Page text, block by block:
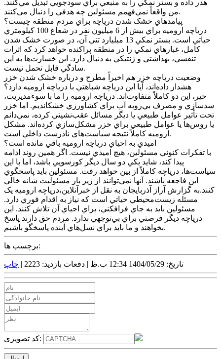
هدر داده و بستر نمکي را به منبعي براي سودجويي تبديل مي‌کنند.
من واقعاً نمي‌فهمم مسئولين چه هدفي را دنبال مي‌کنند.
پيامدهاي خشک شدن درياچه براي مردم منطقه چيست؟
درياچه اروميه براي بيش از 6 ميليون نفر در شعاع 100 کيلومتري
حياتي است. بستر نمکي 13 ميليارد تني آن، در صورت خشک شدن
کامل، غبارهاي نمکي را در منطقه پراکنده خواهد کرد که اثرات
تنفسي، بهداشتي و ژنتيکي به دنبال دارد. اين خسارت‌ها به اين
سادگي قابل تحمل نيست.
وضعيت درياچه خزر هم اخيراً مطرح و درباره خشک شدن خزر
هشدار داده‌اند، آيا اين درياچه شباهتي با درياچه اروميه دارد؟
خير، اين دو کاملاً متفاوت‌اند. درياچه اروميه را ما با سوءمديريت،
سدسازي و مصرف بي‌رويه آب براي کشاورزي خشکانديم. اما خزر
تحت تأثير عوامل طبيعي يا ديگر مسائل عقب‌نشيني کرده، نمي‌دانم
يا روس‌ها يا عوامل طبيعي براي خزر مشکل‌سازي کرده‌اند. مشکل
اروميه کاملاً نتيجه سياست‌هاي نادرست داخلي است.
اميدي به احياي درياچه اروميه باقي مانده است؟
با تفکرات کنوني مسئولين، هيچ اميدي نيست. اگر همين روند ادامه
پيدا کند، شايد يکي دو سال ديگر کورسويي باشد، اما با اين
سياست‌ها، درياچه کاملاً از بين خواهد رفت. مسئولين بايد پاسخگوي
اين فاجعه باشند. آنها نمي‌توانند از زير بار مسئوليت شانه خالي
کنند.به گزارش آراز آذربايجان به نقل از خبرآنلاين،درياچه اروميه يک
مسئله زيست‌محيطي حياتي است که نياز به اقدام فوري دارد.
مسئولين بايد به جاي فرافکني، براي احياي آن تلاش کنند. اين
درياچه ديگر فرصتي براي بي‌توجهي ندارد. مردم حق دارند پاسخ
بخواهند و ما بايد براي نسل‌هاي آينده پاسخگو باشيم.
برچسب ها:
تاریخ: 1404/05/29 12:34 ب.ظ | دفعات بازدید: 2223 | چاپ
کد تصویری: